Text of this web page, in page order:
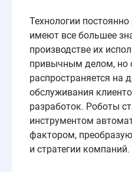
Технологии
имеют все большее
производстве их
привычным делом, но
распространяется на
обслуживания
разработок. Роботы
инструментом
фактором,
и стратегии компаний.